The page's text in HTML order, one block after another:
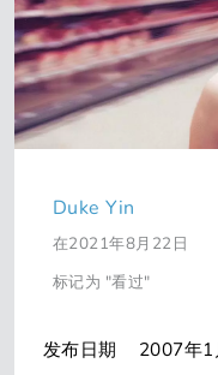
Duke Yin
在2021年8月22日
标记为 "看过"
发布日期 2007年1